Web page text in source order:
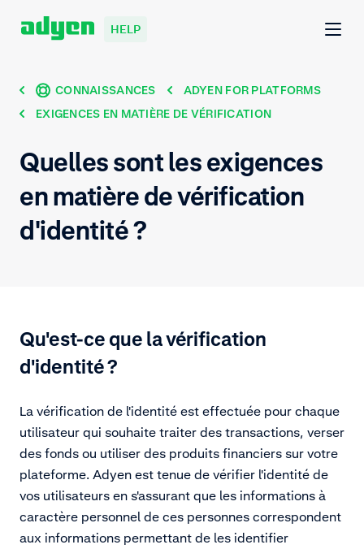
HELP
CONNAISSANCES
ADYEN FOR PLATFORMS
EXIGENCES EN MATIÈRE DE VÉRIFICATION
Quelles sont les exigences
en matière de vérification
d'identité ?
Qu'est-ce que la vérification
d'identité ?
La vérification de l'identité est effectuée pour chaque
utilisateur qui souhaite traiter des transactions, verser
des fonds ou utiliser des produits financiers sur votre
plateforme. Adyen est tenue de vérifier l'identité de
vos utilisateurs en s'assurant que les informations à
caractère personnel de ces personnes correspondent
aux informations permettant de les identifier